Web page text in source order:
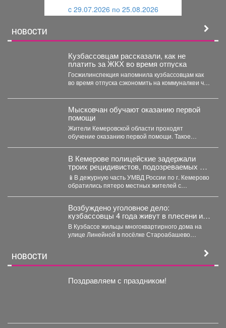
c 29.07.2026 по 25.08.2026
НОВОСТИ
Кузбассовцам рассказали, как не
платить за ЖКХ во время отпуска
Госжилинспекция напомнила кузбассовцам как
во время отпуска сэкономить на коммуналкеи что
Мысковчан обучают оказанию первой
помощи
Жители Кемеровской области проходят
обучение оказанию первой помощи. Такое
В Кемерове полицейские задержали
троих рецидивистов, подозреваемых в
совершении серии краж
📱В дежурную часть УМВД России по г. Кемерово
обратились пятеро местных жителей с
Возбуждено уголовное дело:
кузбассовцы 4 года живут в плесени и
ждут помощи
В Кузбассе жильцы многоквартирного дома на
улице Линейной в посёлке Староабашево
НОВОСТИ
Поздравляем с праздником!